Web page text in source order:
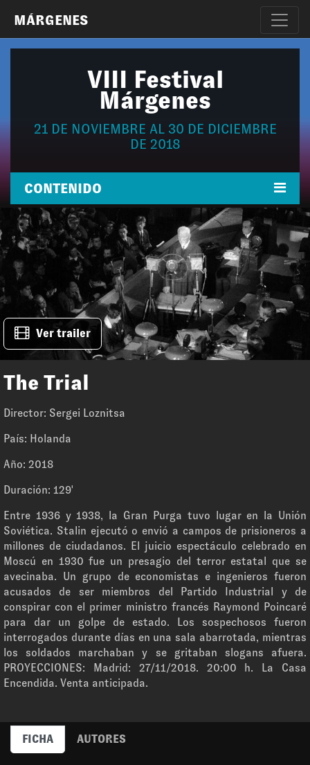
MÁRGENES
VIII Festival
Márgenes
21 DE NOVIEMBRE AL 30 DE DICIEMBRE
DE 2018
CONTENIDO
Ver trailer
The Trial
Director: Sergei Loznitsa
País: Holanda
Año: 2018
Duración: 129'
Entre 1936 y 1938, la Gran Purga tuvo lugar en la Unión
Soviética. Stalin ejecutó o envió a campos de prisioneros a
millones de ciudadanos. El juicio espectáculo celebrado en
Moscú en 1930 fue un presagio del terror estatal que se
avecinaba. Un grupo de economistas e ingenieros fueron
acusados de ser miembros del Partido Industrial y de
conspirar con el primer ministro francés Raymond Poincaré
para dar un golpe de estado. Los sospechosos fueron
interrogados durante días en una sala abarrotada, mientras
los soldados marchaban y se gritaban slogans afuera.
PROYECCIONES: Madrid: 27/11/2018. 20:00 h. La Casa
Encendida. Venta anticipada.
FICHA AUTORES